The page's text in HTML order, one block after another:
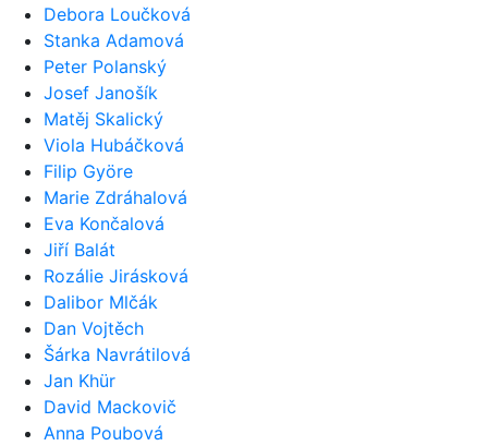
Debora Loučková
Stanka Adamová
Peter Polanský
Josef Janošík
Matěj Skalický
Viola Hubáčková
Filip Györe
Marie Zdráhalová
Eva Končalová
Jiří Balát
Rozálie Jirásková
Dalibor Mlčák
Dan Vojtěch
Šárka Navrátilová
Jan Khür
David Mackovič
Anna Poubová